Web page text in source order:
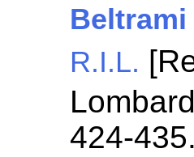
Beltrami
R.I.L.
424-435.